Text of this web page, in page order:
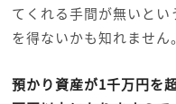
てくれる手間が無いと
を得ないかも知れません。
預かり資産が1千万円を